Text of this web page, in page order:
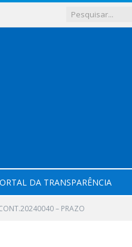
DA TRANSPARÊNCIA
– PRAZO